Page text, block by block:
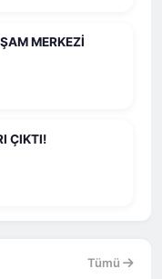
MERKEZİ
ÇIKTI!
Tümü